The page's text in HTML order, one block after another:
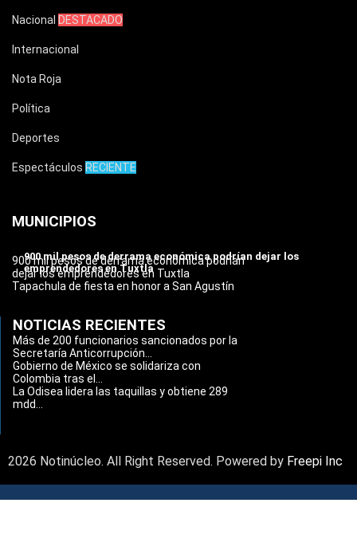
Nacional DESTACADO
Internacional
Nota Roja
Política
Deportes
Espectáculos RECIENTE
MUNICIPIOS
900 mil pesos de derrama económica podrían dejar los
emprendedores en Tuxtla
900 mil pesos de derrama económica podrían
dejar los emprendedores en Tuxtla
Tapachula de fiesta en honor a San Agustín
NOTICIAS RECIENTES
Más de 200 funcionarios sancionados por la
Secretaría Anticorrupción...
Gobierno de México se solidariza con
Colombia tras el...
La Odisea lidera las taquillas y obtiene 289
mdd...
2026 Notinúcleo. All Right Reserved. Powered by Freepi Inc